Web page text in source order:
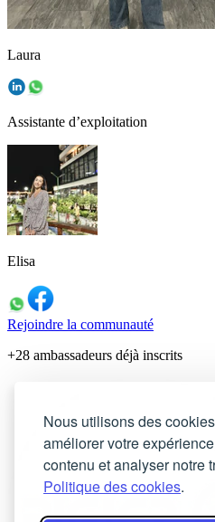
Nous utilisons des
améliorer votre
contenu et analyser notre
Politique des cookies.
Laura
Assistante d’exploitation
Elisa
Rejoindre la communauté
+28 ambassadeurs déjà inscrits